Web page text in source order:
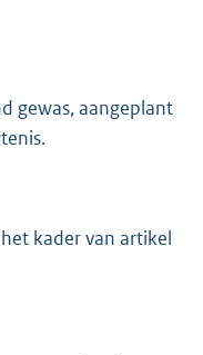
gewas, aangeplant
kader van artikel